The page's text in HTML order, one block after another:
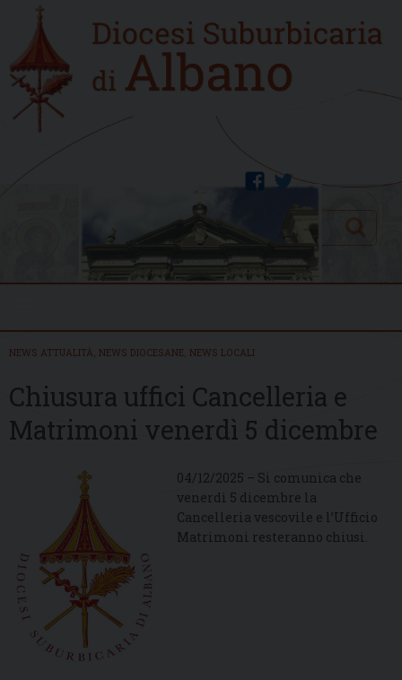
content
Home
new
twitter
facebook
Search
NEWS ATTUALITÀ NEWS DIOCESANE NEWS LOCALI
Chiusura uffici Cancelleria e
Matrimoni venerdì 5 dicembre
04/12/2025 – Si comunica che
venerdì 5 dicembre la
Cancelleria vescovile e l’Ufficio
Matrimoni resteranno chiusi.